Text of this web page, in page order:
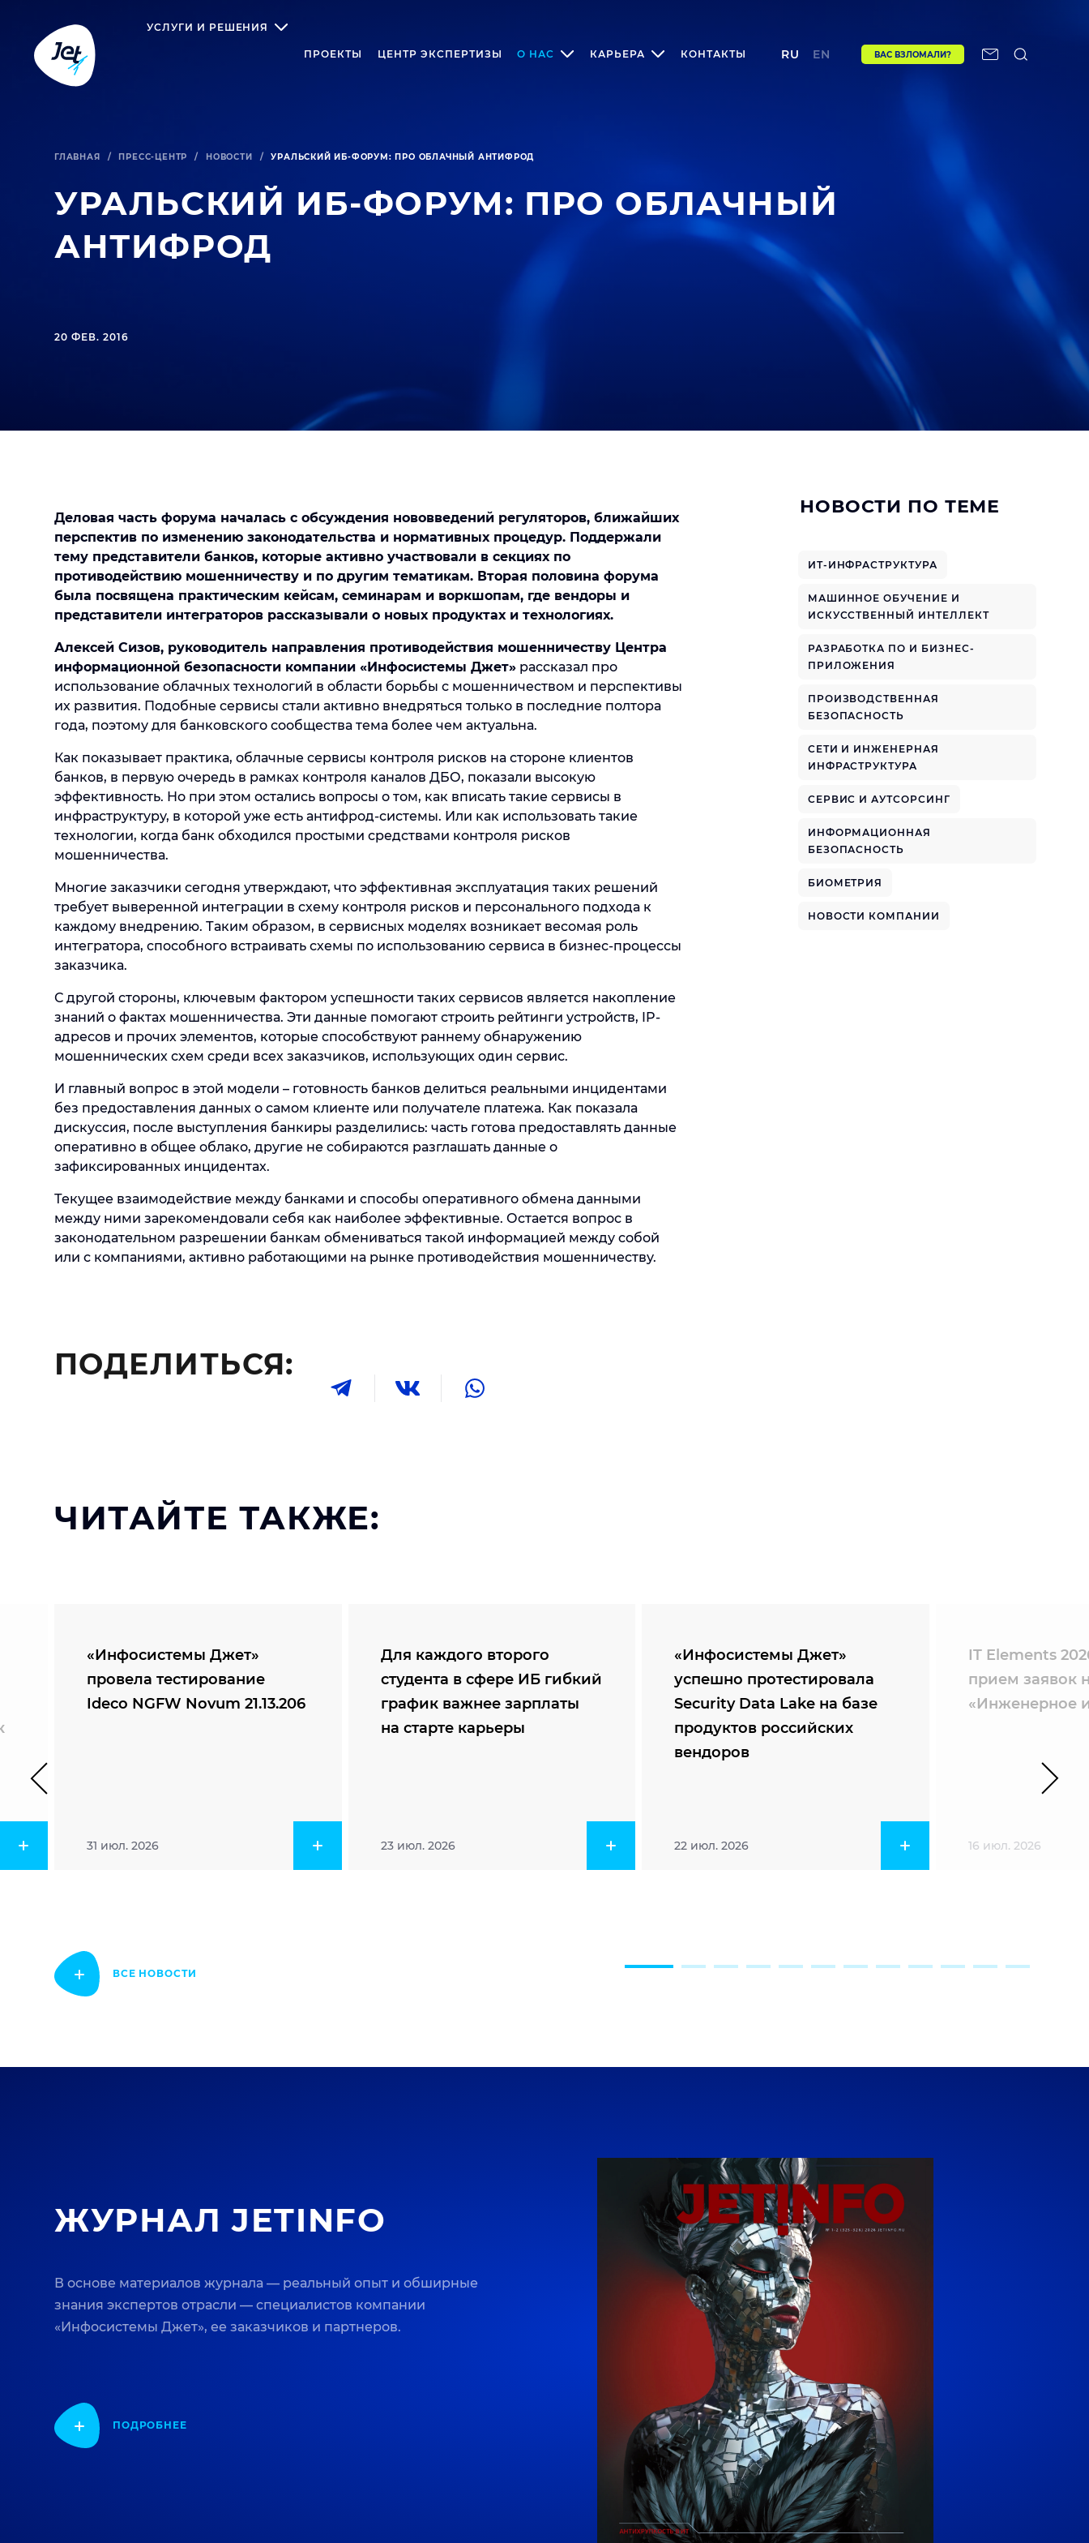
УСЛУГИ И РЕШЕНИЯ
ПРОЕКТЫ ЦЕНТР ЭКСПЕРТИЗЫ О НАС КАРЬЕРА КОНТАКТЫ RU EN ВАС ВЗЛОМАЛИ?
ГЛАВНАЯ / ПРЕСС-ЦЕНТР / НОВОСТИ / УРАЛЬСКИЙ ИБ-ФОРУМ: ПРО ОБЛАЧНЫЙ АНТИФРОД
УРАЛЬСКИЙ ИБ-ФОРУМ: ПРО ОБЛАЧНЫЙ
АНТИФРОД
20 ФЕВ. 2016
Деловая часть форума началась с обсуждения нововведений регуляторов, ближайших
перспектив по изменению законодательства и нормативных процедур. Поддержали
тему представители банков, которые активно участвовали в секциях по
противодействию мошенничеству и по другим тематикам. Вторая половина форума
была посвящена практическим кейсам, семинарам и воркшопам, где вендоры и
представители интеграторов рассказывали о новых продуктах и технологиях.
Алексей Сизов, руководитель направления противодействия мошенничеству Центра
информационной безопасности компании «Инфосистемы Джет» рассказал про
использование облачных технологий в области борьбы с мошенничеством и перспективы
их развития. Подобные сервисы стали активно внедряться только в последние полтора
года, поэтому для банковского сообщества тема более чем актуальна.
Как показывает практика, облачные сервисы контроля рисков на стороне клиентов
банков, в первую очередь в рамках контроля каналов ДБО, показали высокую
эффективность. Но при этом остались вопросы о том, как вписать такие сервисы в
инфраструктуру, в которой уже есть антифрод-системы. Или как использовать такие
технологии, когда банк обходился простыми средствами контроля рисков
мошенничества.
Многие заказчики сегодня утверждают, что эффективная эксплуатация таких решений
требует выверенной интеграции в схему контроля рисков и персонального подхода к
каждому внедрению. Таким образом, в сервисных моделях возникает весомая роль
интегратора, способного встраивать схемы по использованию сервиса в бизнес-процессы
заказчика.
С другой стороны, ключевым фактором успешности таких сервисов является накопление
знаний о фактах мошенничества. Эти данные помогают строить рейтинги устройств, IP-
адресов и прочих элементов, которые способствуют раннему обнаружению
мошеннических схем среди всех заказчиков, использующих один сервис.
И главный вопрос в этой модели – готовность банков делиться реальными инцидентами
без предоставления данных о самом клиенте или получателе платежа. Как показала
дискуссия, после выступления банкиры разделились: часть готова предоставлять данные
оперативно в общее облако, другие не собираются разглашать данные о
зафиксированных инцидентах.
Текущее взаимодействие между банками и способы оперативного обмена данными
между ними зарекомендовали себя как наиболее эффективные. Остается вопрос в
законодательном разрешении банкам обмениваться такой информацией между собой
или с компаниями, активно работающими на рынке противодействия мошенничеству.
НОВОСТИ ПО ТЕМЕ
ИТ-ИНФРАСТРУКТУРА
МАШИННОЕ ОБУЧЕНИЕ И
ИСКУССТВЕННЫЙ ИНТЕЛЛЕКТ
РАЗРАБОТКА ПО И БИЗНЕС-
ПРИЛОЖЕНИЯ
ПРОИЗВОДСТВЕННАЯ
БЕЗОПАСНОСТЬ
СЕТИ И ИНЖЕНЕРНАЯ
ИНФРАСТРУКТУРА
СЕРВИС И АУТСОРСИНГ
ИНФОРМАЦИОННАЯ
БЕЗОПАСНОСТЬ
БИОМЕТРИЯ
НОВОСТИ КОМПАНИИ
ПОДЕЛИТЬСЯ:
ЧИТАЙТЕ ТАКЖЕ:
«Инфосистемы Джет»
провела тестирование
Ideco NGFW Novum 21.13.206
31 июл. 2026
Для каждого второго
студента в сфере ИБ гибкий
график важнее зарплаты
на старте карьеры
23 июл. 2026
«Инфосистемы Джет»
успешно протестировала
Security Data Lake на базе
продуктов российских
вендоров
22 июл. 2026
IT Elements
прием заявок
«Инженерное
16 июл. 2026
ВСЕ НОВОСТИ
ЖУРНАЛ JETINFO
В основе материалов журнала — реальный опыт и обширные
знания экспертов отрасли — специалистов компании
«Инфосистемы Джет», ее заказчиков и партнеров.
ПОДРОБНЕЕ